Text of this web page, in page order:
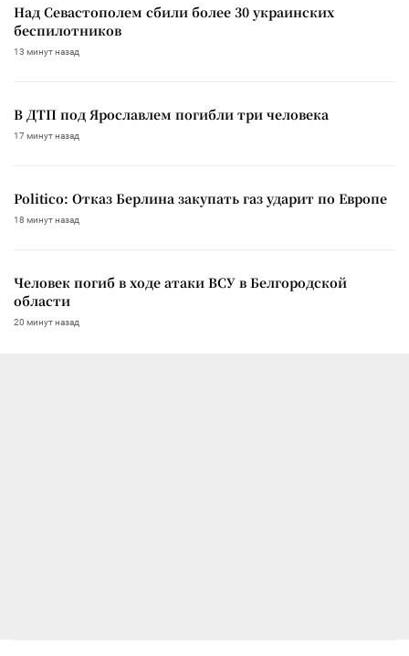
Над Севастополем сбили более 30 украинских
беспилотников
13 минут назад
В ДТП под Ярославлем погибли три человека
17 минут назад
Politico: Отказ Берлина закупать газ ударит по Европе
18 минут назад
Человек погиб в ходе атаки ВСУ в Белгородской
области
20 минут назад